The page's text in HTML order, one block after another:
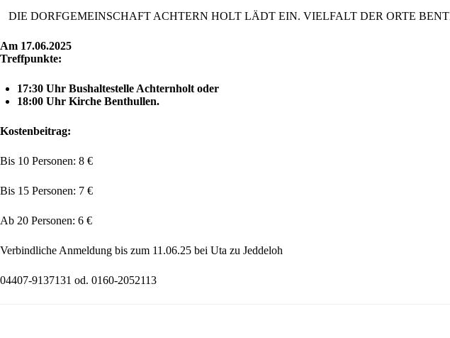
DIE DORFGEMEINSCHAFT ACHTERN HOLT LÄDT EIN. VIELFALT DER ORTE
Am 17.06.2025
Treffpunkte:
17:30 Uhr Bushaltestelle Achternholt oder
18:00 Uhr Kirche Benthullen.
Kostenbeitrag:
Bis 10 Personen: 8 €
Bis 15 Personen: 7 €
Ab 20 Personen: 6 €
Verbindliche Anmeldung bis zum 11.06.25 bei Uta zu Jeddeloh
04407-9137131 od. 0160-2052113